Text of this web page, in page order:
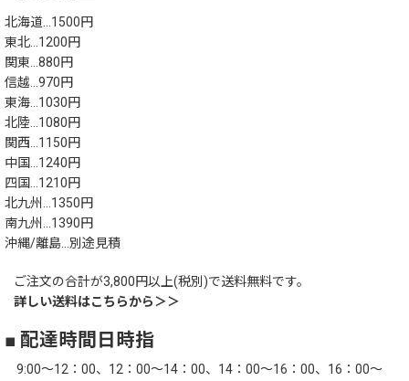
北海道…1500円
東北…1200円
関東…880円
信越…970円
東海…1030円
北陸…1080円
関西…1150円
中国…1240円
四国…1210円
北九州…1350円
南九州…1390円
沖縄/離島…別途見積
ご注文の合計が3,800円以上(税別)で送料無料です。
詳しい送料はこちらから＞＞
■ 配達時間日時指
9:00～12：00、12：00～14：00、14：00～16：00、16：00～